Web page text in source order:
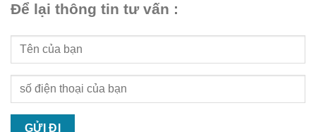
Để lại thông tin tư vấn :